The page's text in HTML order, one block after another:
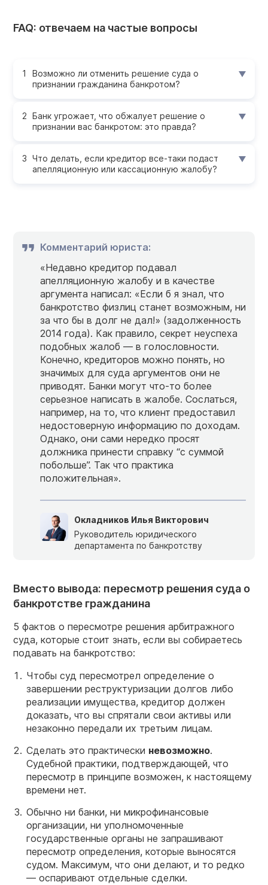
FAQ: отвечаем на частые вопросы
Возможно ли отменить решение суда о
признании гражданина банкротом?
Банк угрожает, что обжалует решение о
признании вас банкротом: это правда?
Что делать, если кредитор все-таки подаст
апелляционную или кассационную жалобу?
Комментарий юриста:
«Недавно кредитор подавал
апелляционную жалобу и в качестве
аргумента написал: «Если б я знал, что
банкротство физлиц станет возможным, ни
за что бы в долг не дал!» (задолженность
2014 года). Как правило, секрет неуспеха
подобных жалоб — в голословности.
Конечно, кредиторов можно понять, но
значимых для суда аргументов они не
приводят. Банки могут что-то более
серьезное написать в жалобе. Сослаться,
например, на то, что клиент предоставил
недостоверную информацию по доходам.
Однако, они сами нередко просят
должника принести справку “с суммой
побольше”. Так что практика
положительная».
Окладников Илья Викторович
Руководитель юридического
департамента по банкротству
Вместо вывода: пересмотр решения суда о
банкротстве гражданина
5 фактов о пересмотре решения арбитражного
суда, которые стоит знать, если вы собираетесь
подавать на банкротство:
Чтобы суд пересмотрел определение о
завершении реструктуризации долгов либо
реализации имущества, кредитор должен
доказать, что вы спрятали свои активы или
незаконно передали их третьим лицам.
Сделать это практически невозможно.
Судебной практики, подтверждающей, что
пересмотр в принципе возможен, к настоящему
времени нет.
Обычно ни банки, ни микрофинансовые
организации, ни уполномоченные
государственные органы не запрашивают
пересмотр определения, которые выносятся
судом. Максимум, что они делают, и то редко
— оспаривают отдельные сделки.